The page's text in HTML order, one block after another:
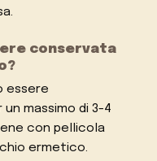
conservata
essere
massimo di 3-4
con pellicola
ermetico.